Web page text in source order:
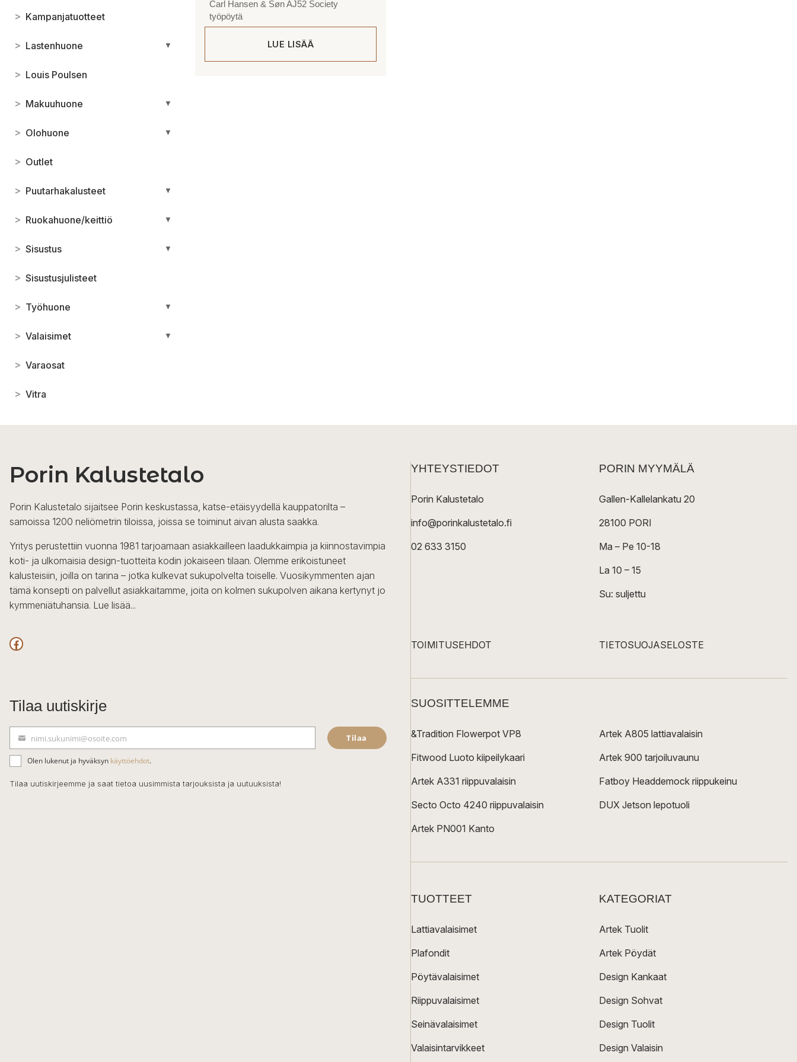
> Kampanjatuotteet
> Lastenhuone ▼
> Louis Poulsen
> Makuuhuone ▼
> Olohuone ▼
> Outlet
> Puutarhakalusteet ▼
> Ruokahuone/keittiö ▼
> Sisustus ▼
> Sisustusjulisteet
> Työhuone ▼
> Valaisimet ▼
> Varaosat
> Vitra
Carl Hansen & Søn AJ52 Society
työpöytä
LUE LISÄÄ
Porin Kalustetalo
Porin Kalustetalo sijaitsee Porin keskustassa, katse-etäisyydellä kauppatorilta –
samoissa 1200 neliömetrin tiloissa, joissa se toiminut aivan alusta saakka.
Yritys perustettiin vuonna 1981 tarjoamaan asiakkailleen laadukkaimpia ja kiinnostavimpia
koti- ja ulkomaisia design-tuotteita kodin jokaiseen tilaan. Olemme erikoistuneet
kalusteisiin, joilla on tarina – jotka kulkevat sukupolvelta toiselle. Vuosikymmenten ajan
tämä konsepti on palvellut asiakkaitamme, joita on kolmen sukupolven aikana kertynyt jo
kymmeniätuhansia. Lue lisää...
Facebook
Tilaa uutiskirje
ä
h
k
nimi.sukunimi@osoite.com Tilaa
Olen lukenut ja hyväksyn käyttöehdot.
Tilaa uutiskirjeemme ja saat tietoa uusimmista tarjouksista ja uutuuksista!
YHTEYSTIEDOT
Porin Kalustetalo
info@porinkalustetalo.fi
02 633 3150
PORIN MYYMÄLÄ
Gallen-Kallelankatu 20
28100 PORI
Ma – Pe 10-18
La 10 – 15
Su: suljettu
TOIMITUSEHDOT TIETOSUOJASELOSTE
SUOSITTELEMME
&Tradition Flowerpot VP8
Fitwood Luoto kiipeilykaari
Artek A331 riippuvalaisin
Secto Octo 4240 riippuvalaisin
Artek PN001 Kanto
Artek A805 lattiavalaisin
Artek 900 tarjoiluvaunu
Fatboy Headdemock riippukeinu
DUX Jetson lepotuoli
TUOTTEET
Lattiavalaisimet
Plafondit
Pöytävalaisimet
Riippuvalaisimet
Seinävalaisimet
Valaisintarvikkeet
KATEGORIAT
Artek Tuolit
Artek Pöydät
Design Kankaat
Design Sohvat
Design Tuolit
Design Valaisin